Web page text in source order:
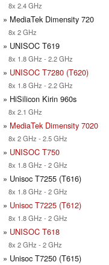
8x 2.4 GHz
» MediaTek Dimensity 720
8x 2 GHz
» UNISOC T619
8x 1.8 GHz - 2.2 GHz
» UNISOC T7280 (T620)
8x 1.8 GHz - 2.2 GHz
» HiSilicon Kirin 960s
8x 2.1 GHz
» MediaTek Dimensity 7020
8x 2 GHz - 2.5 GHz
» UNISOC T750
8x 1.8 GHz - 2 GHz
» Unisoc T7255 (T616)
8x 1.8 GHz - 2 GHz
» Unisoc T7225 (T612)
8x 1.8 GHz - 2 GHz
» UNISOC T618
8x 2 GHz - 2 GHz
» Unisoc T7250 (T615)